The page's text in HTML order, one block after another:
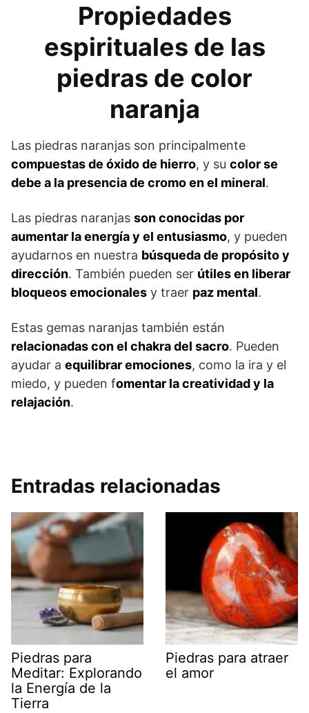
Propiedades
espirituales de las
piedras de color
naranja
Las piedras naranjas son principalmente
compuestas de óxido de hierro, y su color se
debe a la presencia de cromo en el mineral.
Las piedras naranjas son conocidas por
aumentar la energía y el entusiasmo, y pueden
ayudarnos en nuestra búsqueda de propósito y
dirección. También pueden ser útiles en liberar
bloqueos emocionales y traer paz mental.
Estas gemas naranjas también están
relacionadas con el chakra del sacro. Pueden
ayudar a equilibrar emociones, como la ira y el
miedo, y pueden fomentar la creatividad y la
relajación.
Entradas relacionadas
Piedras para
Meditar: Explorando
la Energía de la
Tierra
Piedras para atraer
el amor